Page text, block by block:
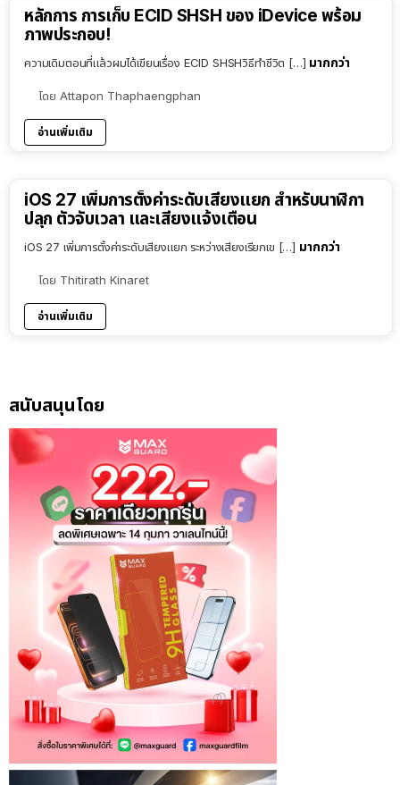
หลักการ การเก็บ ECID SHSH ของ iDevice พร้อม
ภาพประกอบ!
ความเดิมตอนที่แล้วผมได้เขียนเรื่อง ECID SHSHวิธีทำชีวิต […] มากกว่า
โดย Attapon Thaphaengphan
อ่านเพิ่มเติม
iOS 27 เพิ่มการตั้งค่าระดับเสียงแยก สำหรับนาฬิกา
ปลุก ตัวจับเวลา และเสียงแจ้งเตือน
iOS 27 เพิ่มการตั้งค่าระดับเสียงแยก ระหว่างเสียงเรียกเข […] มากกว่า
โดย Thitirath Kinaret
อ่านเพิ่มเติม
สนับสนุนโดย